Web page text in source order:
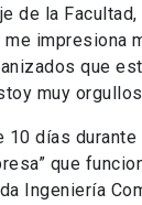
de la
impresiona
que
muy
10 días
que
Ingeniería